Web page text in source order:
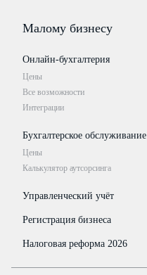
Малому бизнесу
Онлайн-бухгалтерия
Цены
Все возможности
Интеграции
Бухгалтерское обслуживание
Цены
Калькулятор аутсорсинга
Управленческий учёт
Регистрация бизнеса
Налоговая реформа 2026